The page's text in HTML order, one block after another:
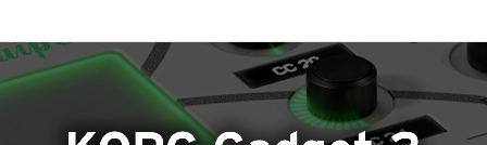
Dove Acquistare
News